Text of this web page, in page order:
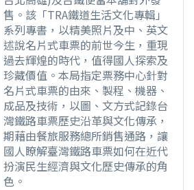
售。該「TRA鐵道生活文化專輯」
系列專書，以精美照片及中、英文
述說名片式車票的前世今生，重現
過去輝煌的時代，值得國人探索及
珍藏價值。本局指定票務中心針對
名片式車票的由來、製程、機器、
成品及技術，以圖、文方式記錄台
灣鐵路車票歷史沿革與文化傳承，
期藉由餐旅服務總所銷售通路，讓
國人瞭解臺灣鐵路車票如何在近代
扮演民生經濟與文化歷史傳承的角
色。